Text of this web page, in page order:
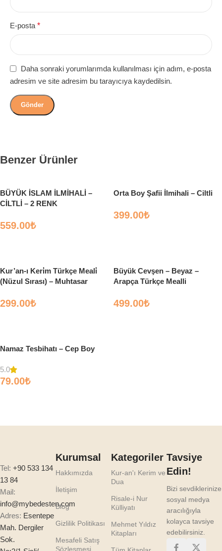
E-posta *
Daha sonraki yorumlarımda kullanılması için adım, e-posta
adresim ve site adresim bu tarayıcıya kaydedilsin.
Benzer Ürünler
BÜYÜK İSLAM İLMİHALİ –
CİLTLİ – 2 RENK
559.00₺
Orta Boy Şafii İlmihali – Ciltli
399.00₺
Kur’an-ı Keri̇m Türkçe Meali̇
(Nüzul Sırası) – Muhtasar
299.00₺
Büyük Cevşen – Beyaz –
Arapça Türkçe Mealli
499.00₺
Namaz Tesbihatı – Cep Boy
5.0
79.00₺
Tel: +90 533 134
13 84
Mail:
info@mybedesten.com
Adres: Esentepe
Mah. Dergiler
Sok.
Kurumsal
Hakkımızda
İletişim
Blog
Gizlilik Politikası
Mesafeli Satış
Sözleşmesi
Kategoriler
Kur-an'ı Kerim ve
Dua
Risale-i Nur
Külliyatı
Mehmet Yıldız
Kitapları
Tavsiye
Edin!
Bizi sevdiklerinize
sosyal medya
aracılığıyla
kolayca tavsiye
edebilirsiniz.